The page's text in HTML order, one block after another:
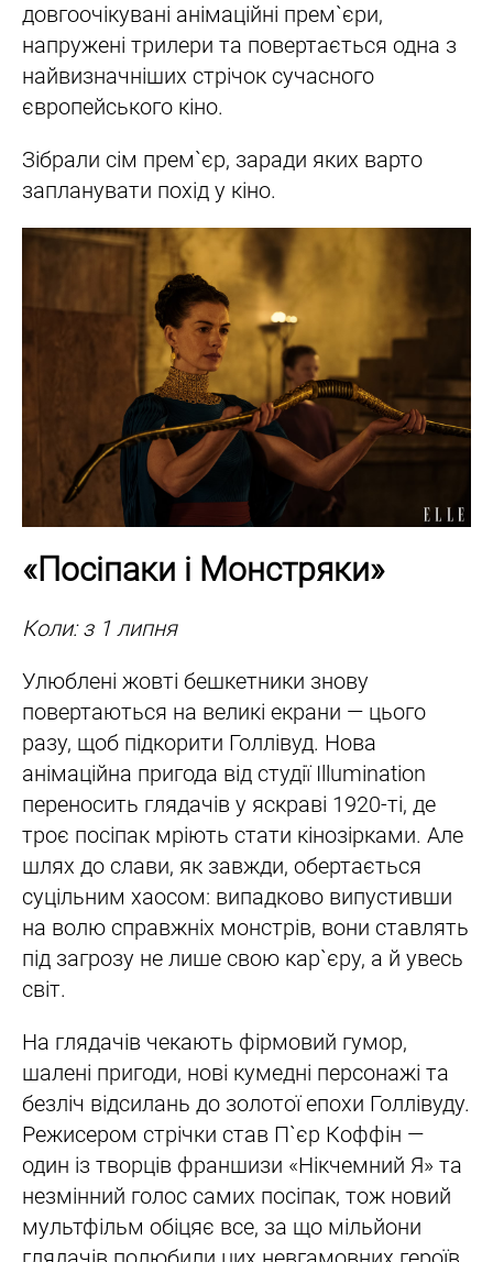
довгоочікувані анімаційні прем`єри,
напружені трилери та повертається одна з
найвизначніших стрічок сучасного
європейського кіно.
Зібрали сім прем`єр, заради яких варто
запланувати похід у кіно.
«Посіпаки і Монстряки»
Коли: з 1 липня
Улюблені жовті бешкетники знову
повертаються на великі екрани — цього
разу, щоб підкорити Голлівуд. Нова
анімаційна пригода від студії Illumination
переносить глядачів у яскраві 1920-ті, де
троє посіпак мріють стати кінозірками. Але
шлях до слави, як завжди, обертається
суцільним хаосом: випадково випустивши
на волю справжніх монстрів, вони ставлять
під загрозу не лише свою кар`єру, а й увесь
світ.
На глядачів чекають фірмовий гумор,
шалені пригоди, нові кумедні персонажі та
безліч відсилань до золотої епохи Голлівуду.
Режисером стрічки став П`єр Коффін —
один із творців франшизи «Нікчемний Я» та
незмінний голос самих посіпак, тож новий
мультфільм обіцяє все, за що мільйони